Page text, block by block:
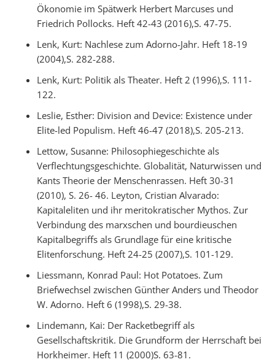
Ökonomie im Spätwerk Herbert Marcuses und
Friedrich Pollocks. Heft 42-43 (2016),S. 47-75.
Lenk, Kurt: Nachlese zum Adorno-Jahr. Heft 18-19
(2004),S. 282-288.
Lenk, Kurt: Politik als Theater. Heft 2 (1996),S. 111-
122.
Leslie, Esther: Division and Device: Existence under
Elite-led Populism. Heft 46-47 (2018),S. 205-213.
Lettow, Susanne: Philosophiegeschichte als
Verflechtungsgeschichte. Globalität, Naturwissen und
Kants Theorie der Menschenrassen. Heft 30-31
(2010), S. 26- 46. Leyton, Cristian Alvarado:
Kapitaleliten und ihr meritokratischer Mythos. Zur
Verbindung des marxschen und bourdieuschen
Kapitalbegriffs als Grundlage für eine kritische
Elitenforschung. Heft 24-25 (2007),S. 101-129.
Liessmann, Konrad Paul: Hot Potatoes. Zum
Briefwechsel zwischen Günther Anders und Theodor
W. Adorno. Heft 6 (1998),S. 29-38.
Lindemann, Kai: Der Racketbegriff als
Gesellschaftskritik. Die Grundform der Herrschaft bei
Horkheimer. Heft 11 (2000)S. 63-81.